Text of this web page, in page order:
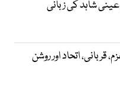
شاہد کی زبانی
قربانی، اتحاد اور روشن